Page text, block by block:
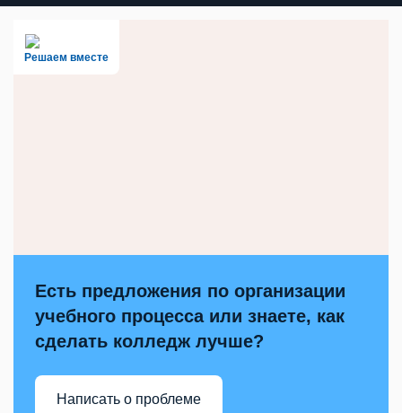
Решаем вместе
Есть предложения по организации
учебного процесса или знаете, как
сделать колледж лучше?
Написать о проблеме